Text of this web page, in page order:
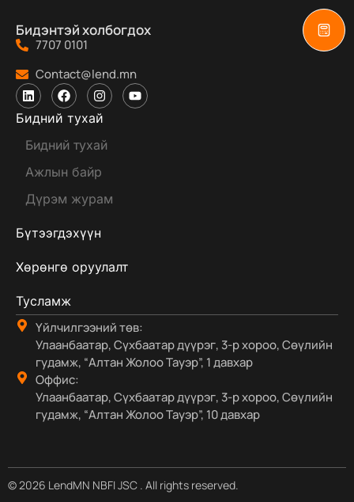
Бидэнтэй холбогдох
7707 0101
Contact@lend.mn
Бидний тухай
Бүтээгдэхүүн
Хөрөнгө оруулалт
Тусламж
Бидний тухай
Ажлын байр
Дүрэм журам
Үйлчилгээний төв:
Улаанбаатар, Сүхбаатар дүүрэг, 3-р хороо, Сөүлийн
гудамж, “Алтан Жолоо Тауэр”, 1 давхар
Оффис:
Улаанбаатар, Сүхбаатар дүүрэг, 3-р хороо, Сөүлийн
гудамж, “Алтан Жолоо Тауэр”, 10 давхар
© 2026 LendMN NBFI JSC . All rights reserved.